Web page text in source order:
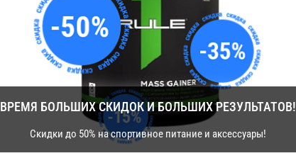
ВРЕМЯ БОЛЬШИХ СКИДОК И БОЛЬШИХ РЕЗУЛЬТАТОВ!
Скидки до 50% на спортивное питание и аксессуары!